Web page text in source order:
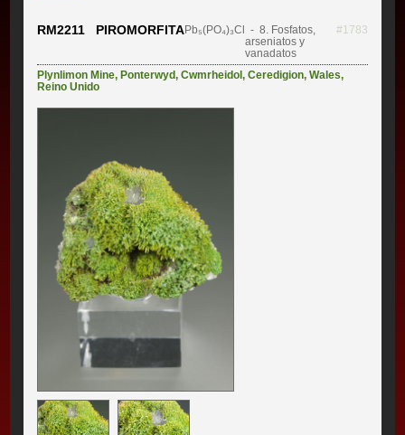
RM2211 PIROMORFITAPb₅(PO₄)₃Cl
- 8. Fosfatos,
arseniatos y
vanadatos
#1783
Plynlimon Mine, Ponterwyd,Cwmrheidol,Ceredigion,Wales,
Reino Unido